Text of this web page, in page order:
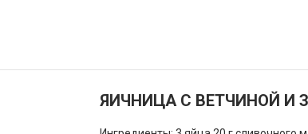
ЯИЧНИЦА С ВЕТЧИНОЙ И